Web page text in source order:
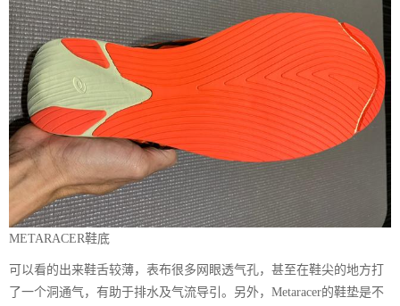
METARACER鞋底
可以看的出来鞋舌较薄，表布很多网眼透气孔，甚至在鞋尖的地方打
了一个洞通气，有助于排水及气流导引。另外，Metaracer的鞋垫是不